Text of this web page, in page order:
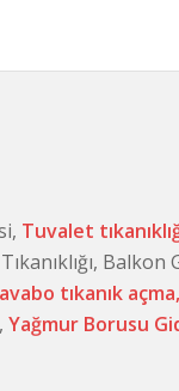
Tuvalet
tıkanık açma,
Yağmur Borusu